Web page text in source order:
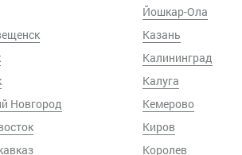
Новгород
Йошкар-Ола
Казань
Калининград
Калуга
Кемерово
Киров
Королев